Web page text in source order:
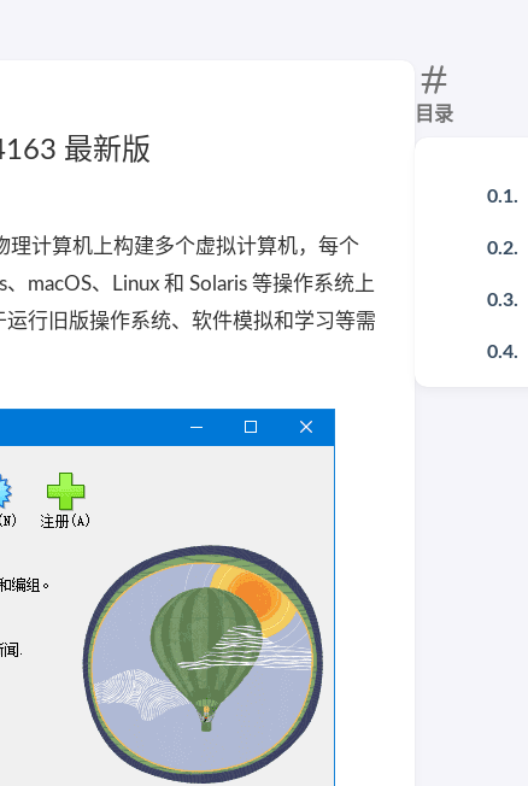
目录
最新版
理计算机上构建多个虚拟计算机，每个
macOS、Linux 和 Solaris 等操作系统上
行旧版操作系统、软件模拟和学习等需